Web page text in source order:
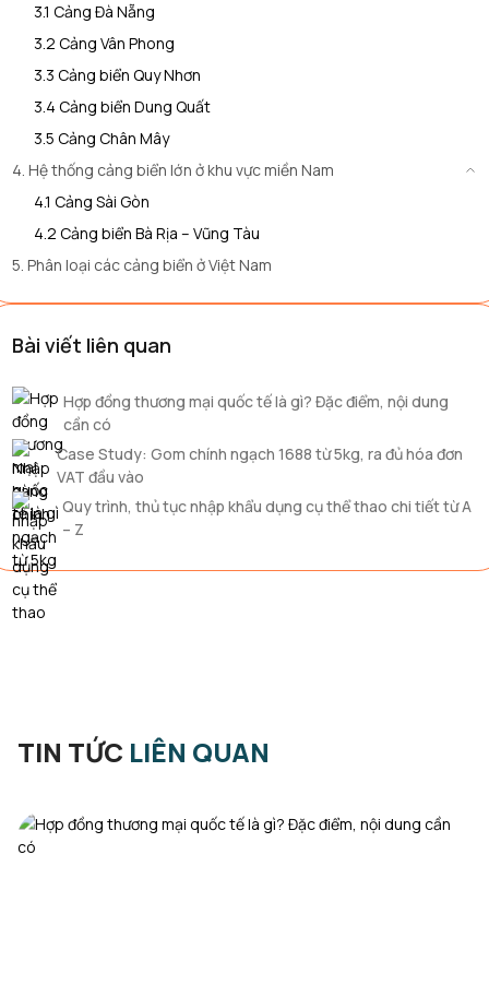
3.1 Cảng Đà Nẵng
3.2 Cảng Vân Phong
3.3 Cảng biển Quy Nhơn
3.4 Cảng biển Dung Quất
3.5 Cảng Chân Mây
4. Hệ thống cảng biển lớn ở khu vực miền Nam
4.1 Cảng Sài Gòn
4.2 Cảng biển Bà Rịa – Vũng Tàu
5. Phân loại các cảng biển ở Việt Nam
Bài viết liên quan
Hợp đồng thương mại quốc tế là gì? Đặc điểm, nội dung
cần có
Case Study: Gom chính ngạch 1688 từ 5kg, ra đủ hóa đơn
VAT đầu vào
Quy trình, thủ tục nhập khẩu dụng cụ thể thao chi tiết từ A
– Z
TIN TỨC LIÊN QUAN